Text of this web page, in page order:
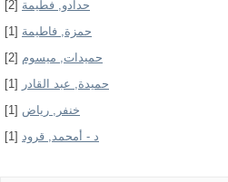
حدادو, فطيمة [2]
حمزة, فاطيمة [1]
حميدات, ميسوم [2]
حميدة, عبد القادر
[1]
خنفر, رياض [1]
د - أمحمد, قرود [1]